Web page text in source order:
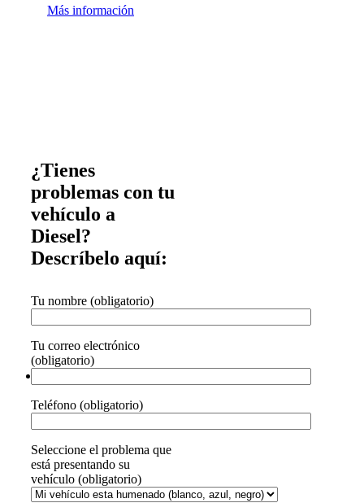
Más información
¿Tienes
problemas con tu
vehículo a
Diesel?
Descríbelo aquí:
Tu nombre (obligatorio)
Tu correo electrónico
(obligatorio)
Teléfono (obligatorio)
Seleccione el problema que
está presentando su
vehículo (obligatorio)